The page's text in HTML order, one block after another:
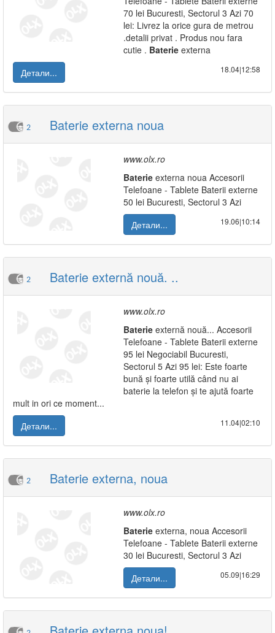
70 lei Bucuresti, Sectorul 3 Azi 70
lei: Livrez la orice gura de metrou
.detalii privat . Produs nou fara
cutie . Baterie externa
Детали...
18.04|12:58
2 Baterie externa noua
www.olx.ro
Baterie externa noua Accesorii
Telefoane - Tablete Baterii externe
50 lei Bucuresti, Sectorul 3 Azi
Детали...
19.06|10:14
2 Baterie externă nouă. ..
www.olx.ro
Baterie externă nouă... Accesorii
Telefoane - Tablete Baterii externe
95 lei Negociabil Bucuresti,
Sectorul 5 Azi 95 lei: Este foarte
bună și foarte utilă când nu ai
baterie la telefon și te ajută foarte
mult in ori ce moment...
Детали...
11.04|02:10
2 Baterie externa, noua
www.olx.ro
Baterie externa, noua Accesorii
Telefoane - Tablete Baterii externe
30 lei Bucuresti, Sectorul 3 Azi
Детали...
05.09|16:29